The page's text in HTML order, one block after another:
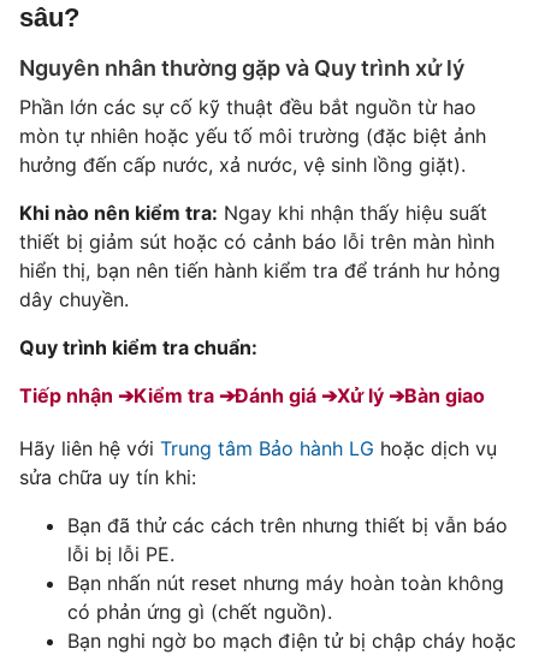
sâu?
Nguyên nhân thường gặp và Quy trình xử lý
Phần lớn các sự cố kỹ thuật đều bắt nguồn từ hao
mòn tự nhiên hoặc yếu tố môi trường (đặc biệt ảnh
hưởng đến cấp nước, xả nước, vệ sinh lồng giặt).
Khi nào nên kiểm tra: Ngay khi nhận thấy hiệu suất
thiết bị giảm sút hoặc có cảnh báo lỗi trên màn hình
hiển thị, bạn nên tiến hành kiểm tra để tránh hư hỏng
dây chuyền.
Quy trình kiểm tra chuẩn:
Tiếp nhận ➔Kiểm tra ➔Đánh giá ➔Xử lý ➔Bàn giao
Hãy liên hệ với Trung tâm Bảo hành LG hoặc dịch vụ
sửa chữa uy tín khi:
Bạn đã thử các cách trên nhưng thiết bị vẫn báo
lỗi bị lỗi PE.
Bạn nhấn nút reset nhưng máy hoàn toàn không
có phản ứng gì (chết nguồn).
Bạn nghi ngờ bo mạch điện tử bị chập cháy hoặc